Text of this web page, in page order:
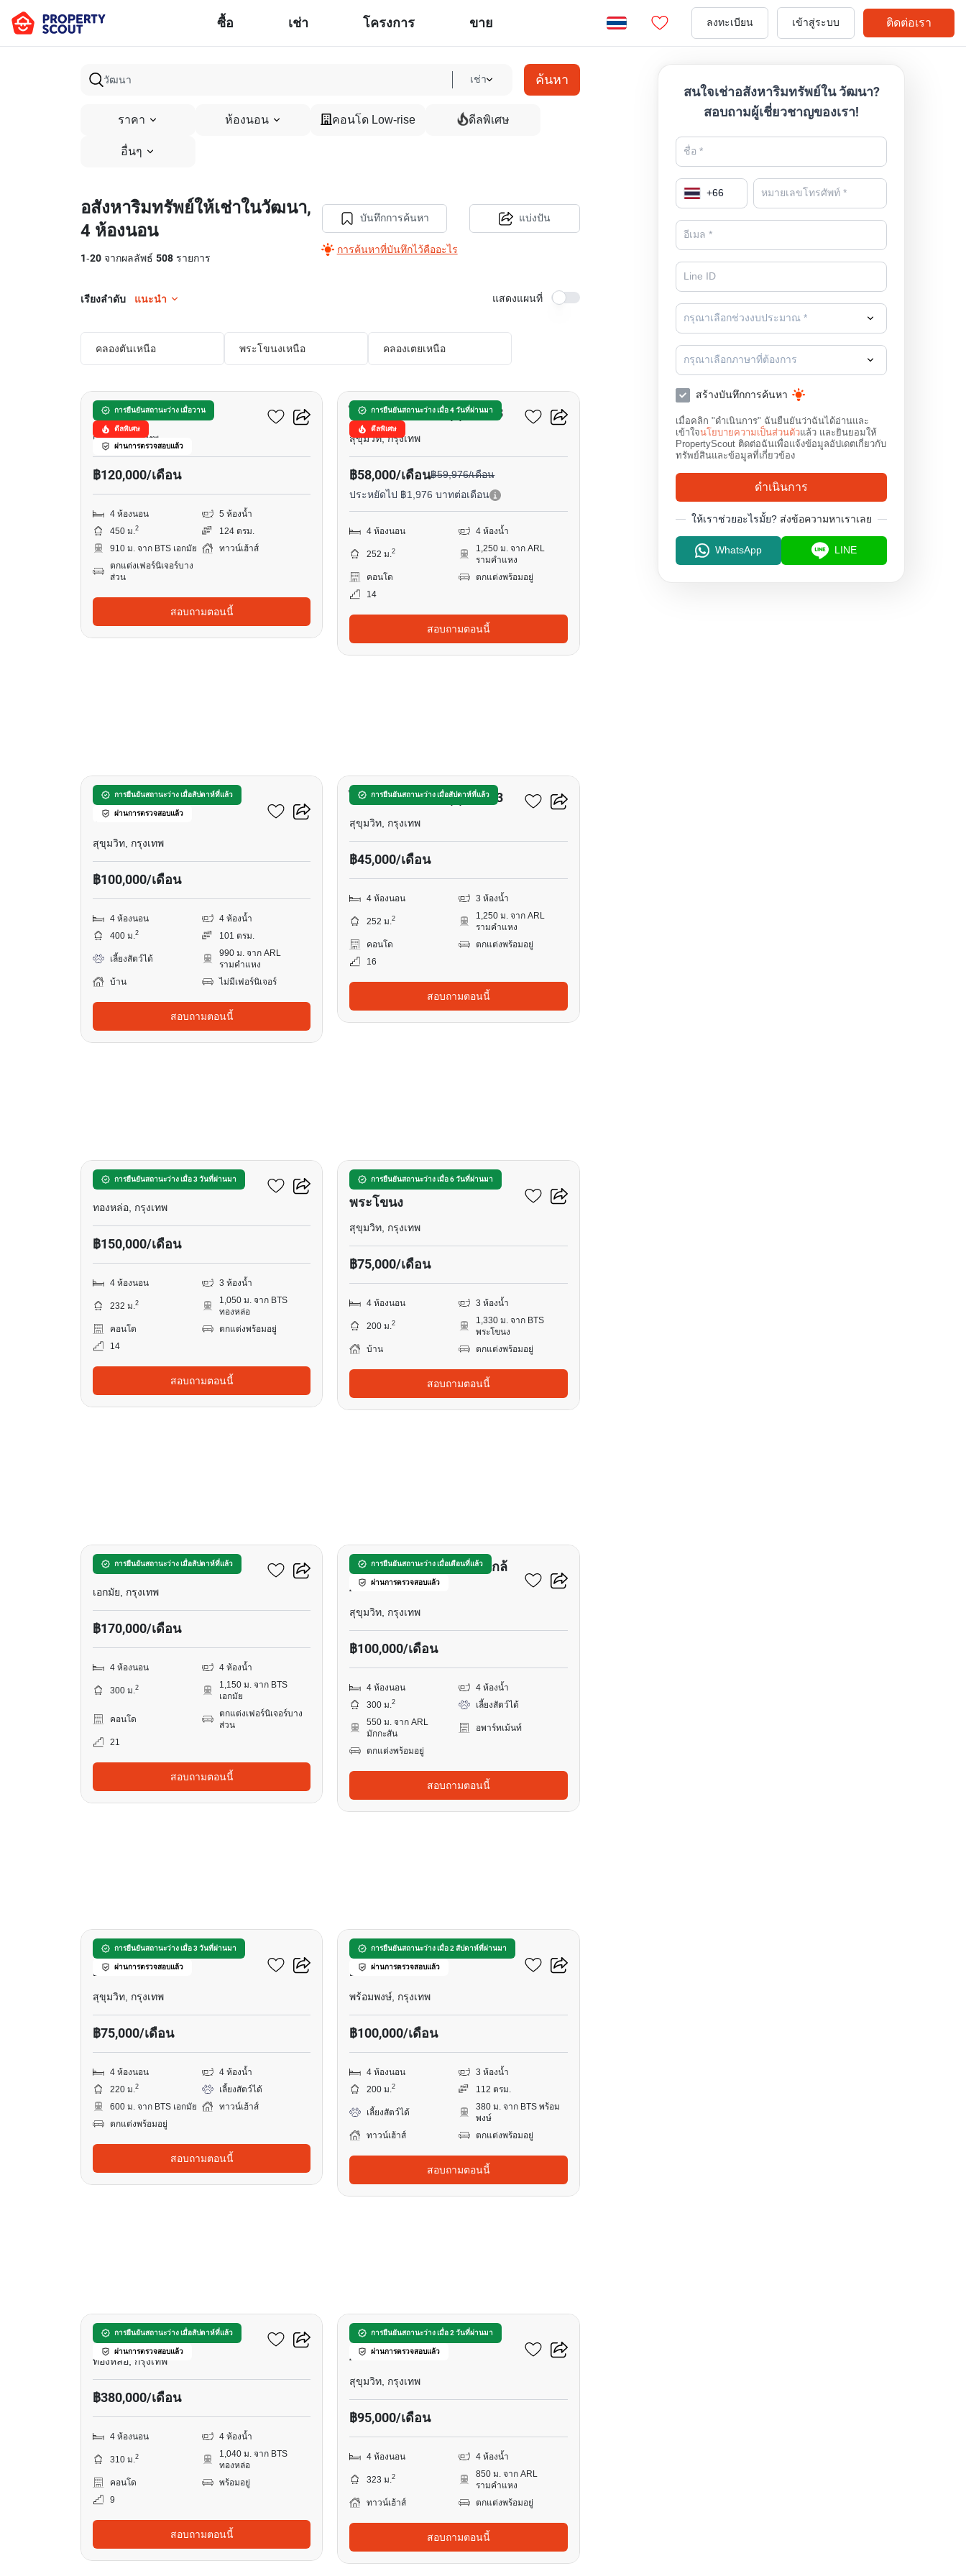
ซื้อ เช่า โครงการ ขาย ลงทะเบียน เข้าสู่ระบบ ติดต่อเรา
เช่า ค้นหา
ราคา ห้องนอน คอนโด Low-rise ดีลพิเศษ
อื่นๆ
อสังหาริมทรัพย์ให้เช่าในวัฒนา,
4 ห้องนอน
1-20 จากผลลัพธ์ 508 รายการ
บันทึกการค้นหา
การค้นหาที่บันทึกไว้คืออะไร
แบ่งปัน
เรียงลำดับ แนะนำ แสดงแผนที่
คลองตันเหนือ พระโขนงเหนือ คลองเตยเหนือ
การยืนยันสถานะว่าง เมื่อวาน
ดีลพิเศษ
ผ่านการตรวจสอบแล้ว
31
โลตัส พอยท์ เอกมัย
เอกมัย, กรุงเทพ
฿120,000/เดือน
4 ห้องนอน
5 ห้องน้ำ
450 ม.2
124 ตรม.
910 ม. จาก BTS เอกมัย
ทาวน์เฮ้าส์
ตกแต่งเฟอร์นิเจอร์บาง
ส่วน
สอบถามตอนนี้
การยืนยันสถานะว่าง เมื่อ 4 วันที่ผ่านมา
ดีลพิเศษ
ไท ปิง ทาวเวอร์ส สุขุมวิท 63
สุขุมวิท, กรุงเทพ
฿58,000/เดือน฿59,976/เดือน
ประหยัดไป ฿1,976 บาทต่อเดือน
4 ห้องนอน 4 ห้องน้ำ
252 ม.2
1,250 ม. จาก ARL
รามคำแหง
คอนโด
ตกแต่งพร้อมอยู่
14
สอบถามตอนนี้
การยืนยันสถานะว่าง เมื่อสัปดาห์ที่แล้ว
ผ่านการตรวจสอบแล้ว
บ้าน 4-ห้องนอน ใกล้ ARL
รามคำแหง
สุขุมวิท, กรุงเทพ
฿100,000/เดือน
4 ห้องนอน
4 ห้องน้ำ
400 ม.2 101 ตรม.
เลี้ยงสัตว์ได้
990 ม. จาก ARL
รามคำแหง
บ้าน
ไม่มีเฟอร์นิเจอร์
สอบถามตอนนี้
การยืนยันสถานะว่าง เมื่อสัปดาห์ที่แล้ว
ไท ปิง ทาวเวอร์ส สุขุมวิท 63
สุขุมวิท, กรุงเทพ
฿45,000/เดือน
4 ห้องนอน 3 ห้องน้ำ
252 ม.2
1,250 ม. จาก ARL
รามคำแหง
คอนโด
ตกแต่งพร้อมอยู่
16
สอบถามตอนนี้
การยืนยันสถานะว่าง เมื่อ 3 วันที่ผ่านมา
แฮมป์ตัน ทองหล่อ10
ทองหล่อ, กรุงเทพ
฿150,000/เดือน
4 ห้องนอน 3 ห้องน้ำ
232 ม.2
1,050 ม. จาก BTS
ทองหล่อ
คอนโด
ตกแต่งพร้อมอยู่
14
สอบถามตอนนี้
การยืนยันสถานะว่าง เมื่อ 6 วันที่ผ่านมา
บ้าน 4-ห้องนอน ใกล้ BTS
พระโขนง
สุขุมวิท, กรุงเทพ
฿75,000/เดือน
4 ห้องนอน 3 ห้องน้ำ
200 ม.2
1,330 ม. จาก BTS
พระโขนง
บ้าน
ตกแต่งพร้อมอยู่
สอบถามตอนนี้
การยืนยันสถานะว่าง เมื่อสัปดาห์ที่แล้ว
ลา คาสเคด คอนโดมิเนียม
เอกมัย, กรุงเทพ
฿170,000/เดือน
4 ห้องนอน 4 ห้องน้ำ
300 ม.2
1,150 ม. จาก BTS
เอกมัย
คอนโด
ตกแต่งเฟอร์นิเจอร์บาง
ส่วน
21
สอบถามตอนนี้
การยืนยันสถานะว่าง เมื่อเดือนที่แล้ว
ผ่านการตรวจสอบแล้ว
อพาร์ทเมนต์ 4-ห้องนอน ใกล้
ARL มักกะสัน
สุขุมวิท, กรุงเทพ
฿100,000/เดือน
4 ห้องนอน
4 ห้องน้ำ
300 ม.2
เลี้ยงสัตว์ได้
550 ม. จาก ARL
มักกะสัน
อพาร์ทเม้นท์
ตกแต่งพร้อมอยู่
สอบถามตอนนี้
การยืนยันสถานะว่าง เมื่อ 3 วันที่ผ่านมา
ผ่านการตรวจสอบแล้ว
ทาวน์เฮ้าส์ 4-ห้องนอน ใกล้
BTS เอกมัย
สุขุมวิท, กรุงเทพ
฿75,000/เดือน
4 ห้องนอน
4 ห้องน้ำ
220 ม.2
เลี้ยงสัตว์ได้
600 ม. จาก BTS เอกมัย
ทาวน์เฮ้าส์
ตกแต่งพร้อมอยู่
สอบถามตอนนี้
การยืนยันสถานะว่าง เมื่อ 2 สัปดาห์ที่ผ่านมา
ผ่านการตรวจสอบแล้ว
ทาวน์เฮ้าส์ 4-ห้องนอน ใกล้
BTS พร้อมพงษ์
พร้อมพงษ์, กรุงเทพ
฿100,000/เดือน
4 ห้องนอน
3 ห้องน้ำ
200 ม.2 112 ตรม.
เลี้ยงสัตว์ได้
380 ม. จาก BTS พร้อม
พงษ์
ทาวน์เฮ้าส์
ตกแต่งพร้อมอยู่
สอบถามตอนนี้
การยืนยันสถานะว่าง เมื่อสัปดาห์ที่แล้ว
ผ่านการตรวจสอบแล้ว
เทล่า ทองหล่อ 13
ทองหล่อ, กรุงเทพ
฿380,000/เดือน
4 ห้องนอน 4 ห้องน้ำ
310 ม.2
1,040 ม. จาก BTS
ทองหล่อ
คอนโด
พร้อมอยู่
9
สอบถามตอนนี้
การยืนยันสถานะว่าง เมื่อ 2 วันที่ผ่านมา
ผ่านการตรวจสอบแล้ว
ทาวน์เฮ้าส์ 4-ห้องนอน ใกล้
ARL รามคำแหง
สุขุมวิท, กรุงเทพ
฿95,000/เดือน
4 ห้องนอน 4 ห้องน้ำ
323 ม.2
850 ม. จาก ARL
รามคำแหง
ทาวน์เฮ้าส์
ตกแต่งพร้อมอยู่
สอบถามตอนนี้
สนใจเช่าอสังหาริมทรัพย์ใน วัฒนา?
สอบถามผู้เชี่ยวชาญของเรา!
+66
กรุณาเลือกช่วงงบประมาณ *
กรุณาเลือกภาษาที่ต้องการ
สร้างบันทึกการค้นหา
เมื่อคลิก "ดำเนินการ" ฉันยืนยันว่าฉันได้อ่านและ
เข้าใจนโยบายความเป็นส่วนตัวแล้ว และยินยอมให้
PropertyScout ติดต่อฉันเพื่อแจ้งข้อมูลอัปเดตเกี่ยวกับ
ทรัพย์สินและข้อมูลที่เกี่ยวข้อง
ดำเนินการ
ให้เราช่วยอะไรมั้ย? ส่งข้อความหาเราเลย
WhatsApp LINE